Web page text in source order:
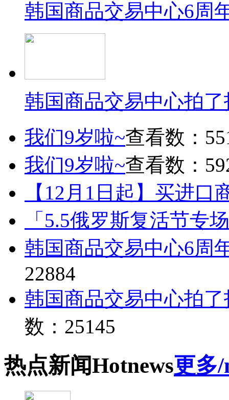
韩国商品交易中心6周
韩国商品交易中心拍
我们9岁啦~查看数：
我们9岁啦~查看数：
【12月1日起】买进口
「5.5俄罗斯复活节专
韩国商品交易中心6周
22884
韩国商品交易中心拍
数：25145
热点新闻Hotnews更多